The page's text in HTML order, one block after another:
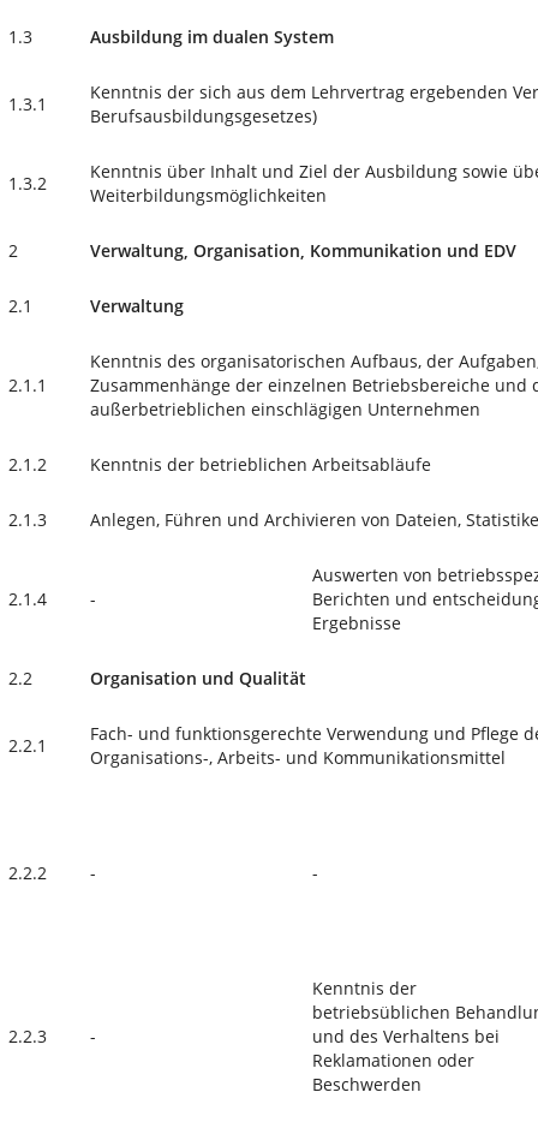
1.3 Ausbildung im dualen System
1.3.1
Kenntnis der sich aus dem Lehrvertrag ergebenden
Berufsausbildungsgesetzes)
1.3.2
Kenntnis über Inhalt und Ziel der Ausbildung sowie
Weiterbildungsmöglichkeiten
2 Verwaltung, Organisation, Kommunikation und EDV
2.1 Verwaltung
2.1.1
Kenntnis des organisatorischen Aufbaus, der
Zusammenhänge der einzelnen Betriebsbereiche und
außerbetrieblichen einschlägigen Unternehmen
2.1.2 Kenntnis der betrieblichen Arbeitsabläufe
2.1.3 Anlegen, Führen und Archivieren von Dateien,
2.1.4 -
Auswerten von
Berichten und
Ergebnisse
2.2 Organisation und Qualität
2.2.1
Fach- und funktionsgerechte Verwendung und Pflege
Organisations-, Arbeits- und Kommunikationsmittel
2.2.2 - -
2.2.3 -
Kenntnis der
betriebsüblichen
und des Verhaltens bei
Reklamationen oder
Beschwerden